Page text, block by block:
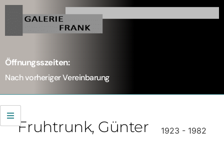
Öffnungsszeiten:
Nach vorheriger Vereinbarung
Fruhtrunk, Günter 1923 - 1982